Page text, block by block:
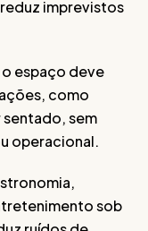
imprevistos
o espaço deve
como
sem
operacional.
sob